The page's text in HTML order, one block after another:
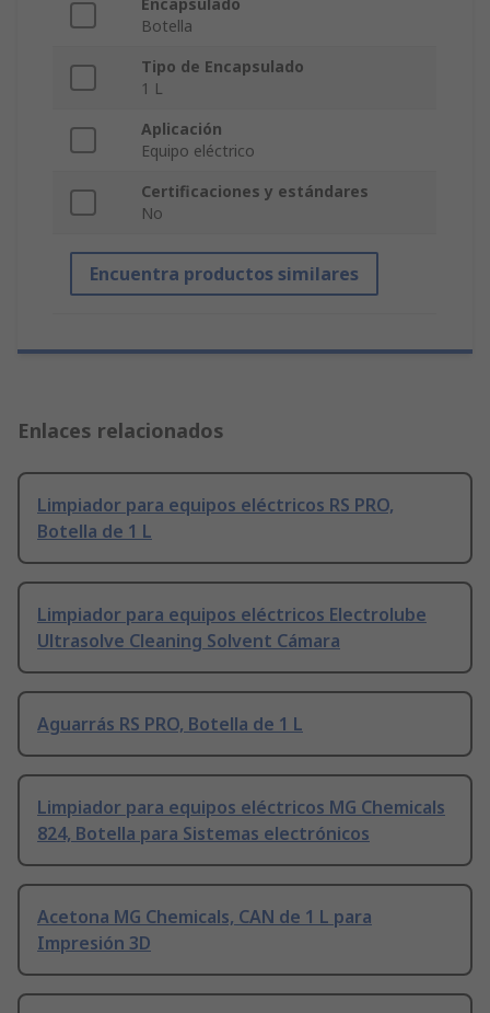
Encapsulado
Botella
Tipo de Encapsulado
1 L
Aplicación
Equipo eléctrico
Certificaciones y estándares
No
Encuentra productos similares
Enlaces relacionados
Limpiador para equipos eléctricos RS PRO,
Botella de 1 L
Limpiador para equipos eléctricos Electrolube
Ultrasolve Cleaning Solvent Cámara
Aguarrás RS PRO, Botella de 1 L
Limpiador para equipos eléctricos MG Chemicals
824, Botella para Sistemas electrónicos
Acetona MG Chemicals, CAN de 1 L para
Impresión 3D